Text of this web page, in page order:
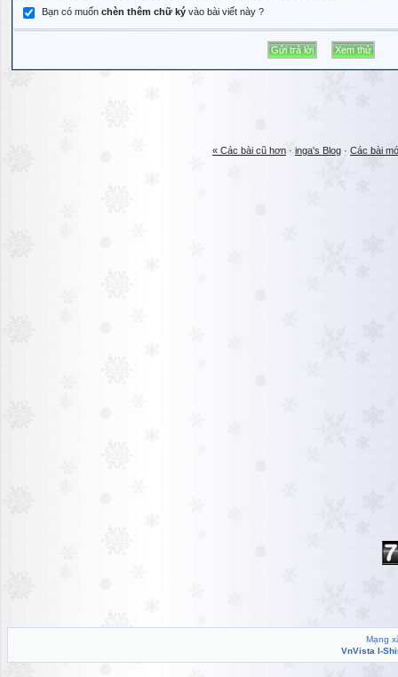
Bạn có muốn chèn thêm chữ ký vào bài viết này ?
« Các bài cũ hơn · inga's Blog · Các bài
Mạng
VnVista I-